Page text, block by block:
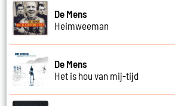
De Mens
Heimweeman
De Mens
Het is hou van mij-tijd